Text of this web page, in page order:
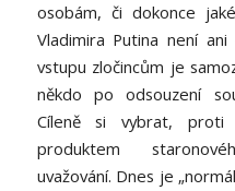
osobám, či dokonce
Vladimira Putina není
vstupu zločincům je
někdo po odsouzení
Cíleně si vybrat, proti
produktem
uvažování. Dnes je